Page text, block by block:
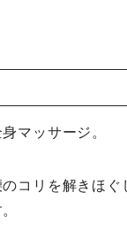
マッサージ。
コリを解きほぐ